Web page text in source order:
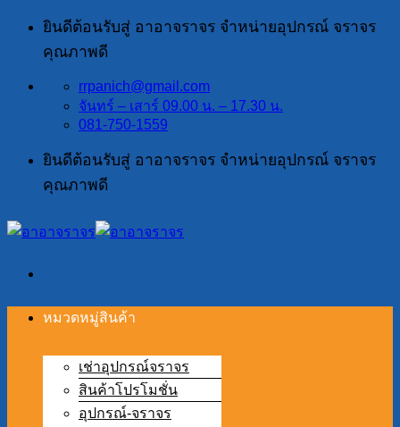
ข้าม
เนื้อหา
ยินดีต้อนรับสู่ อาอาจราจร จำหน่ายอุปกรณ์ จราจร
คุณภาพดี
rrpanich@gmail.com
จันทร์ – เสาร์ 09.00 น. – 17.30 น.
081-750-1559
ยินดีต้อนรับสู่ อาอาจราจร จำหน่ายอุปกรณ์ จราจร
คุณภาพดี
หมวดหมู่สินค้า
เช่าอุปกรณ์จราจร
สินค้าโปรโมชั่น
อุปกรณ์-จราจร